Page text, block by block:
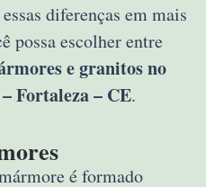
diferenças em mais
possa escolher entre
e granitos no
Fortaleza – CE.
é formado